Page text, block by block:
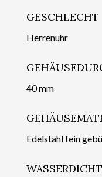
GESCHLECHT
Herrenuhr
40 mm
Edelstahl fein